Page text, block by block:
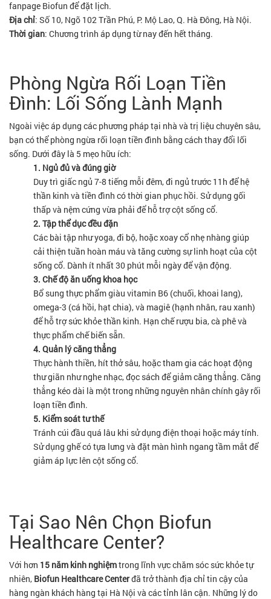
fanpage Biofun để đặt lịch.
Địa chỉ: Số 10, Ngõ 102 Trần Phú, P. Mộ Lao, Q. Hà Đông, Hà Nội.
Thời gian: Chương trình áp dụng từ nay đến hết tháng.
Phòng Ngừa Rối Loạn Tiền
Đình: Lối Sống Lành Mạnh
Ngoài việc áp dụng các phương pháp tại nhà và trị liệu chuyên sâu,
bạn có thể phòng ngừa rối loạn tiền đình bằng cách thay đổi lối
sống. Dưới đây là 5 mẹo hữu ích:
1. Ngủ đủ và đúng giờ
Duy trì giấc ngủ 7-8 tiếng mỗi đêm, đi ngủ trước 11h để hệ
thần kinh và tiền đình có thời gian phục hồi. Sử dụng gối
thấp và nệm cứng vừa phải để hỗ trợ cột sống cổ.
2. Tập thể dục đều đặn
Các bài tập như yoga, đi bộ, hoặc xoay cổ nhẹ nhàng giúp
cải thiện tuần hoàn máu và tăng cường sự linh hoạt của cột
sống cổ. Dành ít nhất 30 phút mỗi ngày để vận động.
3. Chế độ ăn uống khoa học
Bổ sung thực phẩm giàu vitamin B6 (chuối, khoai lang),
omega-3 (cá hồi, hạt chia), và magiê (hạnh nhân, rau xanh)
để hỗ trợ sức khỏe thần kinh. Hạn chế rượu bia, cà phê và
thực phẩm chế biến sẵn.
4. Quản lý căng thẳng
Thực hành thiền, hít thở sâu, hoặc tham gia các hoạt động
thư giãn như nghe nhạc, đọc sách để giảm căng thẳng. Căng
thẳng kéo dài là một trong những nguyên nhân chính gây rối
loạn tiền đình.
5. Kiểm soát tư thế
Tránh cúi đầu quá lâu khi sử dụng điện thoại hoặc máy tính.
Sử dụng ghế có tựa lưng và đặt màn hình ngang tầm mắt để
giảm áp lực lên cột sống cổ.
Tại Sao Nên Chọn Biofun
Healthcare Center?
Với hơn 15 năm kinh nghiệmtrong lĩnh vực chăm sóc sức khỏe tự
nhiên, Biofun Healthcare Centerđã trở thành địa chỉ tin cậy của
hàng ngàn khách hàng tại Hà Nội và các tỉnh lân cận. Những lý do